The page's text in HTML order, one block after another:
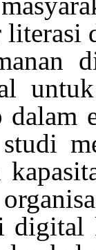
literasi
dalam
studi
digital